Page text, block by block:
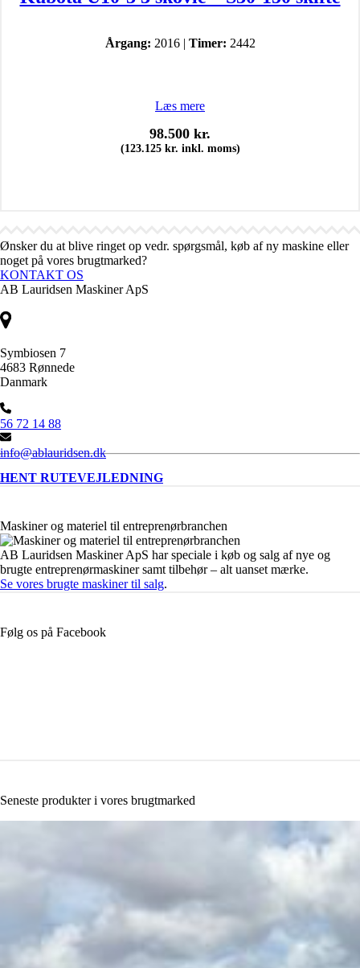
Årgang: 2016 | Timer: 2442
Læs mere
98.500 kr.
(123.125 kr. inkl. moms)
Ønsker du at blive ringet op vedr. spørgsmål, køb af ny maskine eller
noget på vores brugtmarked?
KONTAKT OS
AB Lauridsen Maskiner ApS
Symbiosen 7
4683 Rønnede
Danmark
56 72 14 88
info@ablauridsen.dk
HENT RUTEVEJLEDNING
Maskiner og materiel til entreprenørbranchen
AB Lauridsen Maskiner ApS har speciale i køb og salg af nye og
brugte entreprenørmaskiner samt tilbehør – alt uanset mærke.
Se vores brugte maskiner til salg.
Følg os på Facebook
Seneste produkter i vores brugtmarked